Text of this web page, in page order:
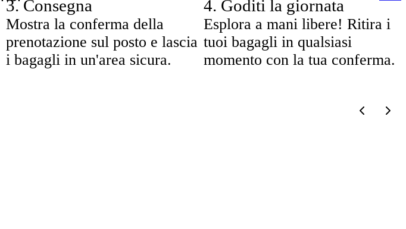
3.Consegna
Mostra la conferma della
prenotazione sul posto e lascia
i bagagli in un'area sicura.
4. Goditi la giornata
Esplora a mani libere! Ritira i
tuoi bagagli in qualsiasi
momento con la tua conferma.